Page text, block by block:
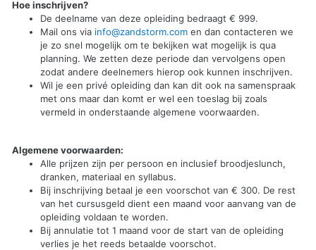
Hoe inschrijven?
De deelname van deze opleiding bedraagt € 999.
Mail ons via info@zandstorm.com en dan contacteren we
je zo snel mogelijk om te bekijken wat mogelijk is qua
planning. We zetten deze periode dan vervolgens open
zodat andere deelnemers hierop ook kunnen inschrijven.
Wil je een privé opleiding dan kan dit ook na samenspraak
met ons maar dan komt er wel een toeslag bij zoals
vermeld in onderstaande algemene voorwaarden.
Algemene voorwaarden:
Alle prijzen zijn per persoon en inclusief broodjeslunch,
dranken, materiaal en syllabus.
Bij inschrijving betaal je een voorschot van € 300. De rest
van het cursusgeld dient een maand voor aanvang van de
opleiding voldaan te worden.
Bij annulatie tot 1 maand voor de start van de opleiding
verlies je het reeds betaalde voorschot.